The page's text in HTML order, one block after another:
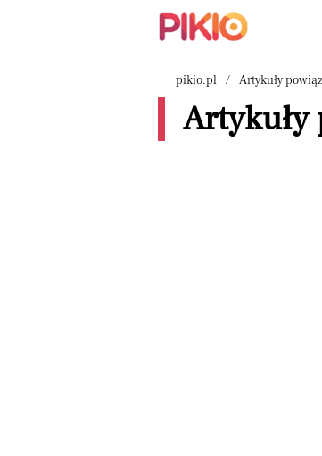
pikio.pl Artykuły
Artykuły